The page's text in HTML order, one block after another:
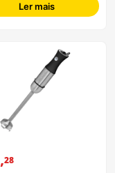
Ler mais
,28